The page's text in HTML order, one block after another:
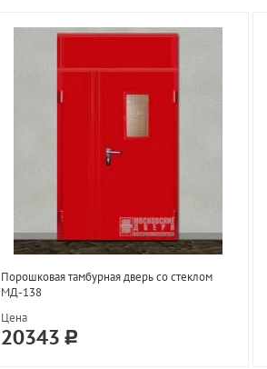
Порошковая тамбурная дверь со стеклом
МД-138
Цена
20343